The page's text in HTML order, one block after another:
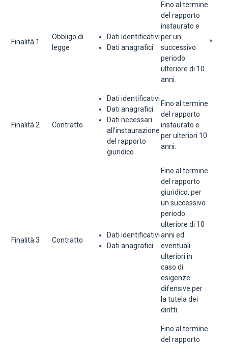
Finalità 1
Obbligo di
legge
Dati identificativi
Dati anagrafici
Fino al termine
del rapporto
instaurato e
per un
successivo
periodo
ulteriore di 10
anni.
*
Finalità 2 Contratto
Dati identificativi
Dati anagrafici
Dati necessari
all'instaurazione
del rapporto
giuridico
Fino al termine
del rapporto
instaurato e
per ulteriori 10
anni.
Finalità 3 Contratto
Dati identificativi
Dati anagrafici
Fino al termine
del rapporto
giuridico, per
un successivo
periodo
ulteriore di 10
anni ed
eventuali
ulteriori in
caso di
esigenze
difensive per
la tutela dei
diritti.
Fino al termine
del rapporto